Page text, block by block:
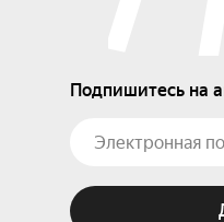
Подпишитесь на